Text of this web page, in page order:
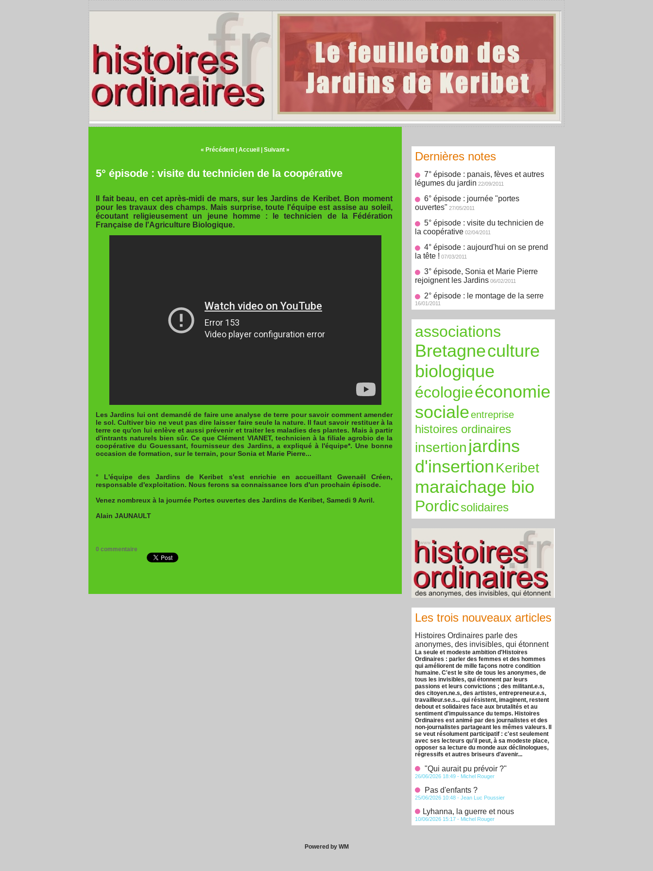
« Précédent Accueil Suivant »
5° épisode : visite du technicien de la coopérative
Il fait beau, en cet après-midi de mars, sur les Jardins de Keribet. Bon moment
pour les travaux des champs. Mais surprise, toute l'équipe est assise au soleil,
écoutant religieusement un jeune homme : le technicien de la Fédération
Française de l'Agriculture Biologique.
Les Jardins lui ont demandé de faire une analyse de terre pour savoir comment amender
le sol. Cultiver bio ne veut pas dire laisser faire seule la nature. Il faut savoir restituer à la
terre ce qu'on lui enlève et aussi prévenir et traiter les maladies des plantes. Mais à partir
d'intrants naturels bien sûr. Ce que Clément VIANET, technicien à la filiale agrobio de la
coopérative du Gouessant, fournisseur des Jardins, a expliqué à l'équipe*. Une bonne
occasion de formation, sur le terrain, pour Sonia et Marie Pierre...
° L'équipe des Jardins de Keribet s'est enrichie en accueillant Gwenaël Créen,
responsable d'exploitation. Nous ferons sa connaissance lors d'un prochain épisode.
Venez nombreux à la journée Portes ouvertes des Jardins de Keribet, Samedi 9 Avril.
Alain JAUNAULT
0 commentaire
Dernières notes
7° épisode : panais, fèves et autres
légumes du jardin 22/09/2011
6° épisode : journée "portes
ouvertes" 27/05/2011
5° épisode : visite du technicien de
la coopérative 02/04/2011
4° épisode : aujourd'hui on se prend
la tête ! 07/03/2011
3° épisode, Sonia et Marie Pierre
rejoignent les Jardins 06/02/2011
2° épisode : le montage de la serre
16/01/2011
associations
Bretagneculture
biologique
écologieéconomie
socialeentreprise
histoires ordinaires
insertion jardins
d'insertion Keribet
maraichage bio
Pordicsolidaires
Les trois nouveaux articles
Histoires Ordinaires parle des
anonymes, des invisibles, qui étonnent
La seule et modeste ambition d'Histoires
Ordinaires : parler des femmes et des hommes
qui améliorent de mille façons notre condition
humaine. C'est le site de tous les anonymes, de
tous les invisibles, qui étonnent par leurs
passions et leurs convictions ; des militant.e.s,
des citoyen.ne.s, des artistes, entrepreneur.e.s,
travailleur.se.s... qui résistent, imaginent, restent
debout et solidaires face aux brutalités et au
sentiment d'impuissance du temps. Histoires
Ordinaires est animé par des journalistes et des
non-journalistes partageant les mêmes valeurs. Il
se veut résolument participatif : c'est seulement
avec ses lecteurs qu'il peut, à sa modeste place,
opposer sa lecture du monde aux déclinologues,
régressifs et autres briseurs d'avenir...
"Qui aurait pu prévoir ?"
26/06/2026 18:49 - Michel Rouger
Pas d'enfants ?
25/06/2026 10:48 - Jean Luc Poussier
​Lyhanna, la guerre et nous
10/06/2026 15:17 - Michel Rouger
Powered by WM